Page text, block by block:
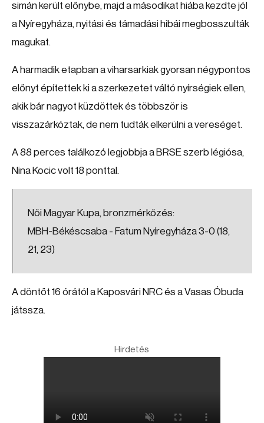
simán került előnybe, majd a másodikat hiába kezdte jól
a Nyíregyháza, nyitási és támadási hibái megbosszulták
magukat.
A harmadik etapban a viharsarkiak gyorsan négypontos
előnyt építettek ki a szerkezetet váltó nyírségiek ellen,
akik bár nagyot küzdöttek és többször is
visszazárkóztak, de nem tudták elkerülni a vereséget.
A 88 perces találkozó legjobbja a BRSE szerb légiósa,
Nina Kocic volt 18 ponttal.
Női Magyar Kupa, bronzmérkőzés:
MBH-Békéscsaba - Fatum Nyíregyháza 3-0 (18,
21, 23)
A döntőt 16 órától a Kaposvári NRC és a Vasas Óbuda
játssza.
Hirdetés